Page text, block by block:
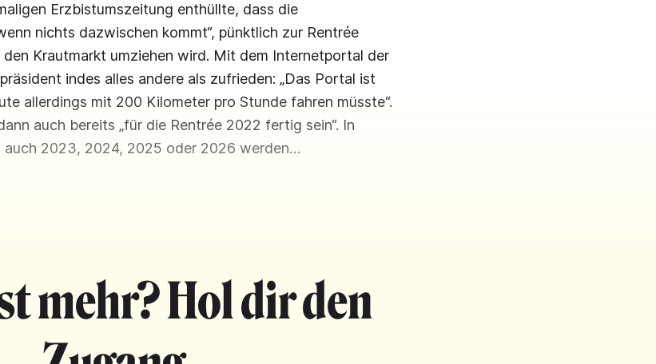
Erzbistumszeitung enthüllte, dass die
nichts dazwischen kommt“, pünktlich zur Rentrée
Krautmarkt umziehen wird. Mit dem Internetportal der
indes alles andere als zufrieden: „Das Portal ist
allerdings mit 200 Kilometer pro Stunde fahren müsste“.
auch bereits „für die Rentrée 2022 fertig sein“. In
auch 2023, 2024, 2025 oder 2026 werden…
mehr? Hol dir den